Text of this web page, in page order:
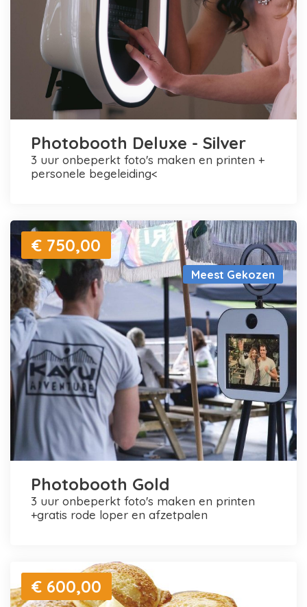
Photobooth Deluxe - Silver
3 uur onbeperkt foto's maken en printen +
personele begeleiding<
Meest Gekozen
€ 750,00
Photobooth Gold
3 uur onbeperkt foto's maken en printen
+gratis rode loper en afzetpalen
€ 600,00